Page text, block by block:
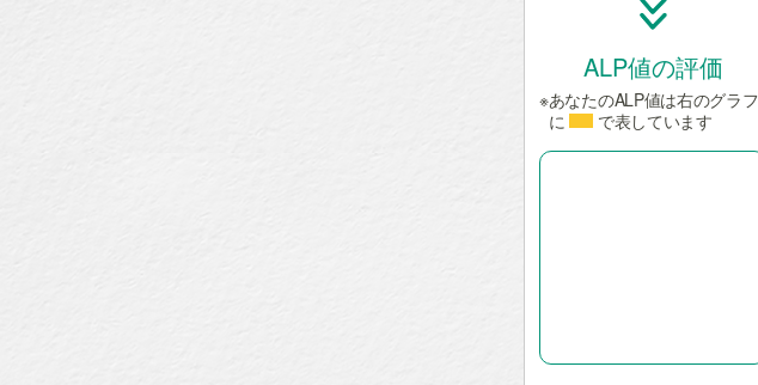
ALP値の評価
※あなたのALP値は右のグラフ
に
で表しています